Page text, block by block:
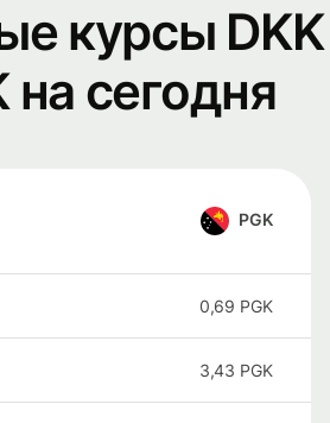
курсы DKK
сегодня
PGK
0,69 PGK
3,43 PGK